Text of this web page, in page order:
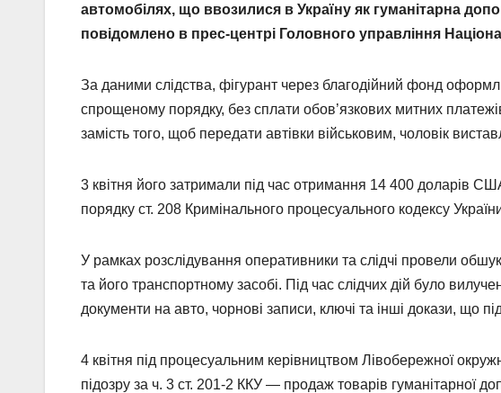
автомобілях, що ввозилися в Україну як гуманітарна
повідомлено в прес-центрі Головного управління
За даними слідства, фігурант через благодійний фонд
спрощеному порядку, без сплати обов’язкових митних
замість того, щоб передати автівки військовим, чоловік
3 квітня його затримали під час отримання 14 400 доларів
порядку ст. 208 Кримінального процесуального кодексу
У рамках розслідування оперативники та слідчі провели
та його транспортному засобі. Під час слідчих дій було
документи на авто, чорнові записи, ключі та інші докази, що
4 квітня під процесуальним керівництвом Лівобережної
підозру за ч. 3 ст. 201-2 ККУ — продаж товарів гуманітарної